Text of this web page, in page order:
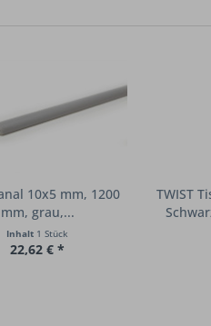
10x5 mm, 1200
mm, grau,...
Inhalt 1 Stück
22,62 € *
TWIST